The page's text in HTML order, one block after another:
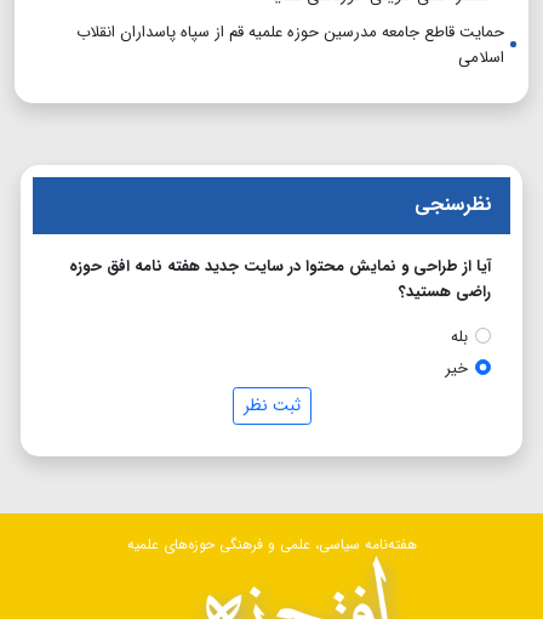
حمایت قاطع جامعه مدرسین حوزه علمیه قم از سپاه پاسداران انقلاب
اسلامی
نظرسنجی
آیا از طراحی و نمایش محتوا در سایت جدید هفته نامه افق حوزه
راضی هستید؟
بله
خیر
ثبت نظر
هفته‌نامه سیاسی، علمی و فرهنگی حوزه‌های علمیه